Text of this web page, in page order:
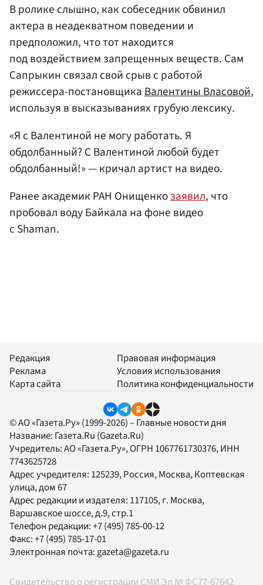
В ролике слышно, как собеседник обвинил
актера в неадекватном поведении и
предположил, что тот находится
под воздействием запрещенных веществ. Сам
Сапрыкин связал свой срыв с работой
режиссера-постановщикаВалентины Власовой,
используя в высказываниях грубую лексику.
«Я с Валентиной не могу работать. Я
обдолбанный? С Валентиной любой будет
обдолбанный!» — кричал артист на видео.
Ранее академик РАН Онищенкозаявил, что
пробовал воду Байкала на фоне видео
с Shaman.
Редакция
Реклама
Карта сайта
Правовая информация
Условия использования
Политика конфиденциальности
© АО «Газета.Ру» (1999-2026) – Главные новости дня
Название: Газета.Ru (Gazeta.Ru)
Учредитель:АО «Газета.Ру», ОГРН 1067761730376, ИНН
7743625728
Адрес учредителя: 125239, Россия, Москва, Коптевская
улица, дом 67
Адрес редакции и издателя: 117105, г. Москва,
Варшавское шоссе, д.9, стр.1
Телефон редакции:+7 (495) 785-00-12
Факс:+7 (495) 785-17-01
Электронная почта:gazeta@gazeta.ru
Свидетельство о регистрации СМИ Эл № ФС77-67642